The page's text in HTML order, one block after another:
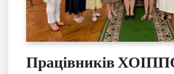
Працівників